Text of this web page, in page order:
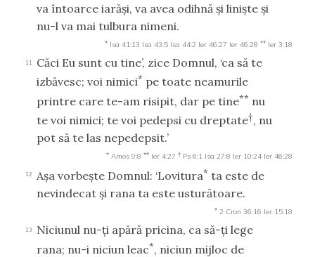
va întoarce iarăşi, va avea odihnă şi linişte şi
nu-l va mai tulbura nimeni.
* Isa 41:13 Isa 43:5 Isa 44:2 Ier 46:27 Ier 46:28 ** Ier 3:18
11
Căci Eu sunt cu tine’, zice Domnul, ‘ca să te
izbăvesc; voi nimici* pe toate neamurile
printre care te-am risipit, dar pe tine** nu
te voi nimici; te voi pedepsi cu dreptate†, nu
pot să te las nepedepsit.’
* Amos 9:8 ** Ier 4:27 † Ps 6:1 Isa 27:8 Ier 10:24 Ier 46:28
12 Aşa vorbeşte Domnul: ‘Lovitura* ta este de
nevindecat şi rana ta este usturătoare.
* 2 Cron 36:16 Ier 15:18
13
Niciunul nu-ţi apără pricina, ca să-ţi lege
rana; nu-i niciun leac*, niciun mijloc de